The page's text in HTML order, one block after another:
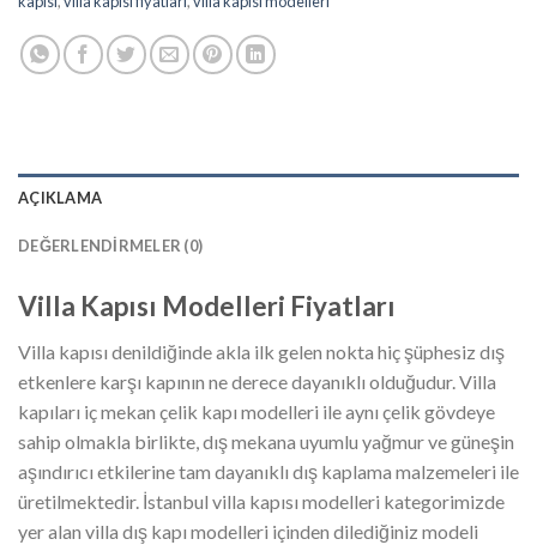
AÇIKLAMA
DEĞERLENDIRMELER (0)
Villa Kapısı Modelleri Fiyatları
Villa kapısı denildiğinde akla ilk gelen nokta hiç şüphesiz dış
etkenlere karşı kapının ne derece dayanıklı olduğudur. Villa
kapıları iç mekan çelik kapı modelleri ile aynı çelik gövdeye
sahip olmakla birlikte, dış mekana uyumlu yağmur ve güneşin
aşındırıcı etkilerine tam dayanıklı dış kaplama malzemeleri ile
üretilmektedir. İstanbul villa kapısı modelleri kategorimizde
yer alan villa dış kapı modelleri içinden dilediğiniz modeli